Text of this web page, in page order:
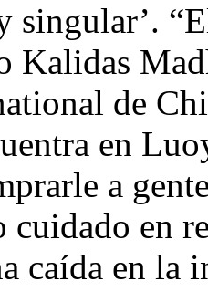
singular’.
Kalidas
de
en
a
cuidado en
caída en la